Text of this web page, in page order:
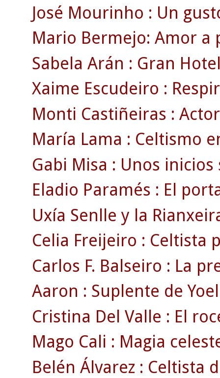
José Mourinho : Un
Mario Bermejo: Amor a
Sabela Arán : Gran
Xaime Escudeiro :
Monti Castiñeiras :
María Lama : Celtismo
Gabi Misa : Unos
Eladio Paramés : El
Uxía Senlle y la
Celia Freijeiro : Celtista
Carlos F. Balseiro : La
Aaron : Suplente de
Cristina Del Valle : El
Mago Cali : Magia
Belén Álvarez : Celtista